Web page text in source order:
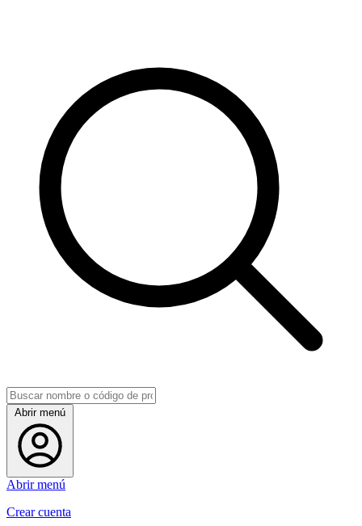
Abrir menú
Abrir menú
Crear cuenta